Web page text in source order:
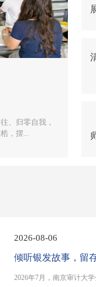
——教师教
理解，促进学
金审...
2026-08-06
倾听银发故事，留
2026年7月，南京审计大